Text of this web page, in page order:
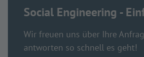
Social Engineering -
Wir freuen uns über Ihre
antworten so schnell es geht!